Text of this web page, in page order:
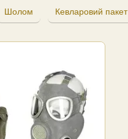
Шолом Кевларовий пакет